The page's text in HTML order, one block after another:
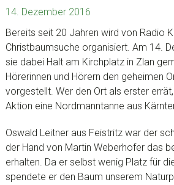
14. Dezember 2016
Bereits seit 20 Jahren wird von Radio
Christbaumsuche organisiert. Am 14.
sie dabei Halt am Kirchplatz in Zlan
Hörerinnen und Hörern den geheimen
vorgestellt. Wer den Ort als erster
Aktion eine Nordmanntanne aus
Oswald Leitner aus Feistritz war der
der Hand von Martin Weberhofer das
erhalten. Da er selbst wenig Platz für
spendete er den Baum unserem